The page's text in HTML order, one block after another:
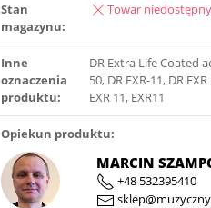
Stan
magazynu:
Towar niedostępny
Inne
oznaczenia
produktu:
DR Extra Life Coated
50, DR EXR-11, DR
EXR 11, EXR11
Opiekun produktu:
MARCIN
+48 532395410